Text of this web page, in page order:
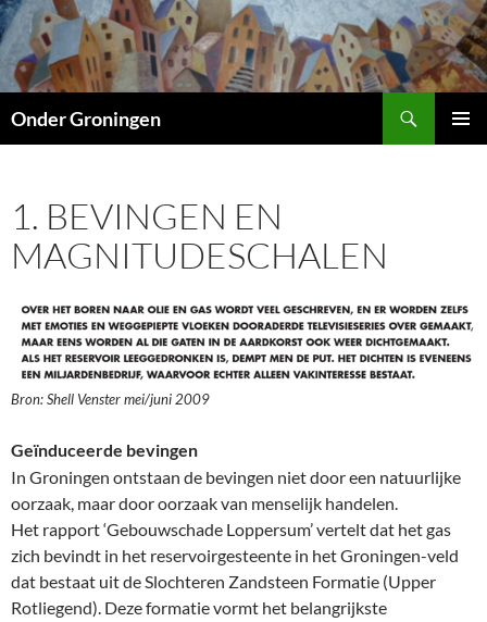
Ga
naar
de
inhoud
Onder Groningen
1. BEVINGEN EN
MAGNITUDESCHALEN
Bron: Shell Venster mei/juni 2009
Geïnduceerde bevingen
In Groningen ontstaan de bevingen niet door een natuurlijke
oorzaak, maar door oorzaak van menselijk handelen.
Het rapport ‘Gebouwschade Loppersum’ vertelt dat het gas
zich bevindt in het reservoirgesteente in het Groningen-veld
dat bestaat uit de Slochteren Zandsteen Formatie (Upper
Rotliegend). Deze formatie vormt het belangrijkste